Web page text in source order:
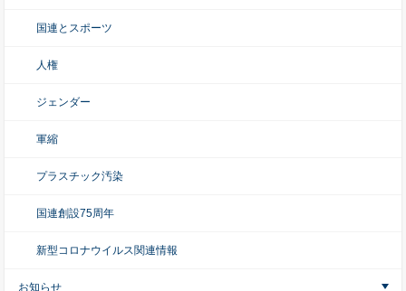
国連とスポーツ
人権
ジェンダー
軍縮
プラスチック汚染
国連創設75周年
新型コロナウイルス関連情報
お知らせ